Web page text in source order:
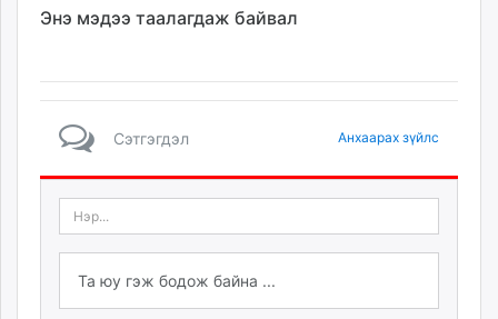
Энэ мэдээ таалагдаж байвал
Сэтгэгдэл Анхаарах зүйлс